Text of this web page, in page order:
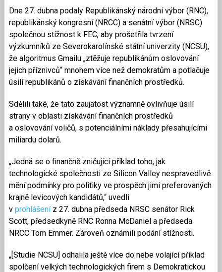
Dne 27. dubna podaly Republikánský národní výbor (RNC),
republikánský kongresní (NRCC) a senátní výbor (NRSC)
společnou stížnost k FEC, aby prošetřila tvrzení
výzkumníků ze Severokarolínské státní univerzity (NCSU),
že algoritmus Gmailu „ztěžuje republikánům oslovování
jejich příznivců“ mnohem více než demokratům a potlačuje
úsilí republikánů o získávání finančních prostředků.
Sdělili také, že tato zaujatost významně ovlivňuje úsilí
strany v oblasti získávání finančních prostředků
a oslovování voličů, s potenciálními náklady přesahujícími
miliardu dolarů.
„Jedná se o finančně zničující příklad toho, jak
technologické společnosti ze Silicon Valley nespravedlivě
mění podmínky pro politiky ve prospěch jimi preferovaných
krajně levicových kandidátů,“ uvedli
v prohlášeníz 27. dubna předseda NRSC senátor Rick
Scott, předsedkyně RNC Ronna McDaniel a předseda
NRCC Tom Emmer. Zároveň oznámili podání stížnosti.
„[Studie NCSU] odhalila ještě více do nebe volající příklad
spolčení velkých technologických firem s Demokratickou